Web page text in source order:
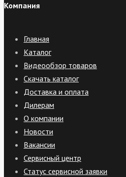
Компания
Главная
Каталог
Видеообзор товаров
Скачать каталог
Доставка и оплата
Дилерам
О компании
Новости
Вакансии
Сервисный центр
Статус сервисной заявки